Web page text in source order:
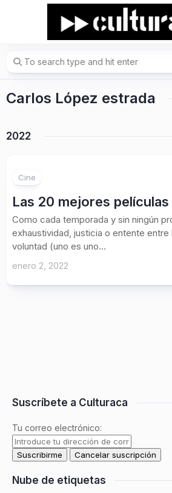
Carlos López estrada
2022
Cine
Las 20 mejores películas
Como cada temporada y sin ningún
exhaustividad, justicia o entente
voluntad (uno es uno...
enero 2, 2022
Suscríbete a Culturaca
Tu correo electrónico:
Nube de etiquetas